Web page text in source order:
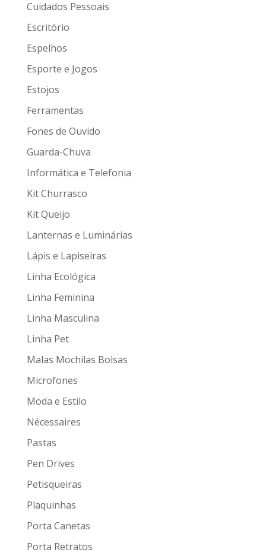
Cuidados Pessoais
Escritório
Espelhos
Esporte e Jogos
Estojos
Ferramentas
Fones de Ouvido
Guarda-Chuva
Informática e Telefonia
Kit Churrasco
Kit Queijo
Lanternas e Luminárias
Lápis e Lapiseiras
Linha Ecológica
Linha Feminina
Linha Masculina
Linha Pet
Malas Mochilas Bolsas
Microfones
Moda e Estilo
Nécessaires
Pastas
Pen Drives
Petisqueiras
Plaquinhas
Porta Canetas
Porta Retratos